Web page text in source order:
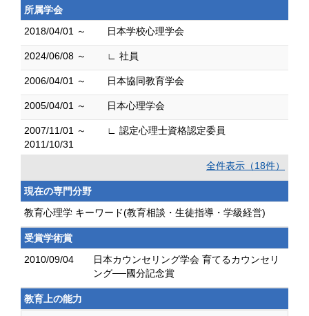
所属学会
2018/04/01 ～
日本学校心理学会
2024/06/08 ～ ∟ 社員
2006/04/01 ～ 日本協同教育学会
2005/04/01 ～ 日本心理学会
2007/11/01 ～
2011/10/31
∟ 認定心理士資格認定委員
全件表示（18件）
現在の専門分野
教育心理学 キーワード(教育相談・生徒指導・学級経営)
受賞学術賞
2010/09/04
日本カウンセリング学会 育てるカウンセリ
ング──國分記念賞
教育上の能力